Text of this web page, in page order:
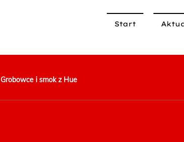
Start
Grobowce i smok z Hue